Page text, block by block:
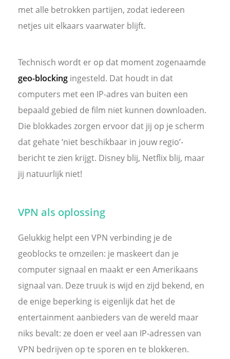
met alle betrokken partijen, zodat iedereen
netjes uit elkaars vaarwater blijft.
Technisch wordt er op dat moment zogenaamde
geo-blocking ingesteld. Dat houdt in dat
computers met een IP-adres van buiten een
bepaald gebied de film niet kunnen downloaden.
Die blokkades zorgen ervoor dat jij op je scherm
dat gehate ‘niet beschikbaar in jouw regio’-
bericht te zien krijgt. Disney blij, Netflix blij, maar
jij natuurlijk niet!
VPN als oplossing
Gelukkig helpt een VPN verbinding je de
geoblocks te omzeilen: je maskeert dan je
computer signaal en maakt er een Amerikaans
signaal van. Deze truuk is wijd en zijd bekend, en
de enige beperking is eigenlijk dat het de
entertainment aanbieders van de wereld maar
niks bevalt: ze doen er veel aan IP-adressen van
VPN bedrijven op te sporen en te blokkeren.